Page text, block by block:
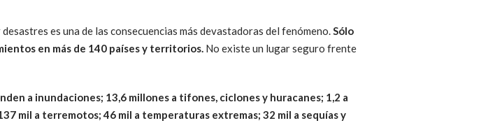
es una de las consecuencias más devastadoras del fenómeno.Sólo
en más de 140 países y territorios. No existe un lugar seguro frente
a inundaciones; 13,6 millones a tifones, ciclones y huracanes; 1,2 a
mil a terremotos; 46 mil a temperaturas extremas; 32 mil a sequías y